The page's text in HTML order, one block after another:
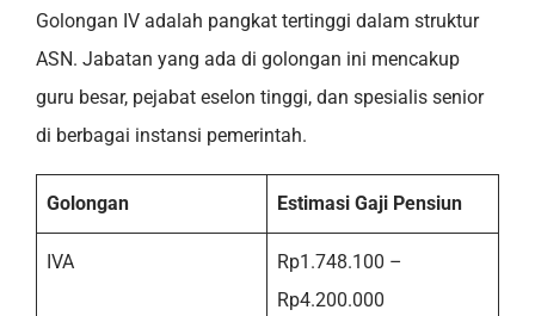
Golongan IV adalah pangkat tertinggi dalam struktur
ASN. Jabatan yang ada di golongan ini mencakup
guru besar, pejabat eselon tinggi, dan spesialis senior
di berbagai instansi pemerintah.
Golongan Estimasi Gaji Pensiun
IVA
Rp1.748.100 –
Rp4.200.000